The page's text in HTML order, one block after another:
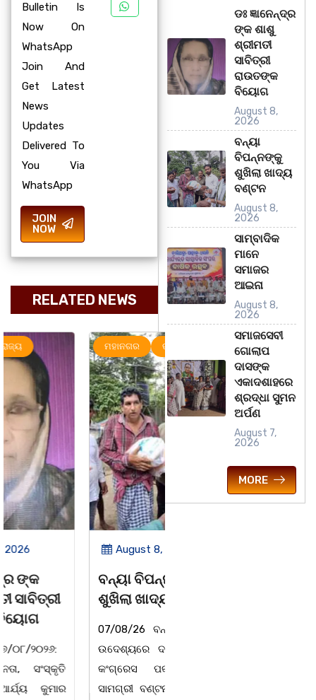
Bulletin Is
Now On
WhatsApp
Join And
Get Latest
News
Updates
Delivered To
You Via
WhatsApp
JOIN
NOW
RELATED NEWS
ମହାନଗର ରାଜ୍ୟ
August 8, 2026
ବନ୍ୟା ବିପନ୍ନଙ୍କୁ
ଶୁଖିଲା ଖାଦ୍ୟ ବଣ୍ଟନ
07/08/26 ବନ୍ୟା ବିପନ୍ନଙ୍କ
ଉଦେଶ୍ୟରେ ଦଶରଥପୁର ଯୁବ
କଂଗ୍ରେସ ପକ୍ଷରୁ ରିଲିଫ
ସାମଗ୍ରୀ ବଣ୍ଟନ କରାଯାଇଥିବା
ଡଃ ଜ୍ଞାନେନ୍ଦ୍ର
ଙ୍କ ଶାଶୁ
ଶ୍ରୀମତୀ
ସାବିତ୍ରୀ
ରାଉତଙ୍କ
ବିୟୋଗ
August 8,
2026
ବନ୍ୟା
ବିପନ୍ନଙ୍କୁ
ଶୁଖିଲା ଖାଦ୍ୟ
ବଣ୍ଟନ
August 8,
2026
ସାମ୍ବାଦିକ
ମାନେ
ସମାଜର
ଆଇନା
August 8,
2026
ସମାଜସେବୀ
ଗୋଲାପ
ଦାସଙ୍କ
ଏକାଦଶାହରେ
ଶ୍ରଦ୍ଧା ସୁମନ
ଅର୍ପଣ
August 7,
2026
MORE